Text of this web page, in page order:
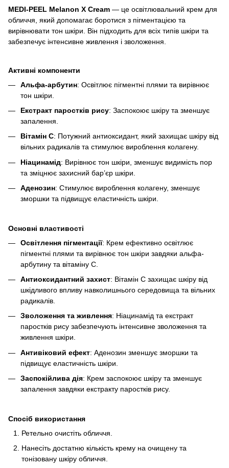
MEDI-PEEL Melanon X Cream — це освітлювальний крем для
обличчя, який допомагає боротися з пігментацією та
вирівнювати тон шкіри. Він підходить для всіх типів шкіри та
забезпечує інтенсивне живлення і зволоження.
Активні компоненти
Альфа-арбутин: Освітлює пігментні плями та вирівнює
тон шкіри.
Екстракт паростків рису: Заспокоює шкіру та зменшує
запалення.
Вітамін С: Потужний антиоксидант, який захищає шкіру від
вільних радикалів та стимулює вироблення колагену.
Ніацинамід: Вирівнює тон шкіри, зменшує видимість пор
та зміцнює захисний бар’єр шкіри.
Аденозин: Стимулює вироблення колагену, зменшує
зморшки та підвищує еластичність шкіри.
Основні властивості
Освітлення пігментації: Крем ефективно освітлює
пігментні плями та вирівнює тон шкіри завдяки альфа-
арбутину та вітаміну С.
Антиоксидантний захист: Вітамін С захищає шкіру від
шкідливого впливу навколишнього середовища та вільних
радикалів.
Зволоження та живлення: Ніацинамід та екстракт
паростків рису забезпечують інтенсивне зволоження та
живлення шкіри.
Антивіковий ефект: Аденозин зменшує зморшки та
підвищує еластичність шкіри.
Заспокійлива дія: Крем заспокоює шкіру та зменшує
запалення завдяки екстракту паростків рису.
Спосіб використання
Ретельно очистіть обличчя.
Нанесіть достатню кількість крему на очищену та
тонізовану шкіру обличчя.